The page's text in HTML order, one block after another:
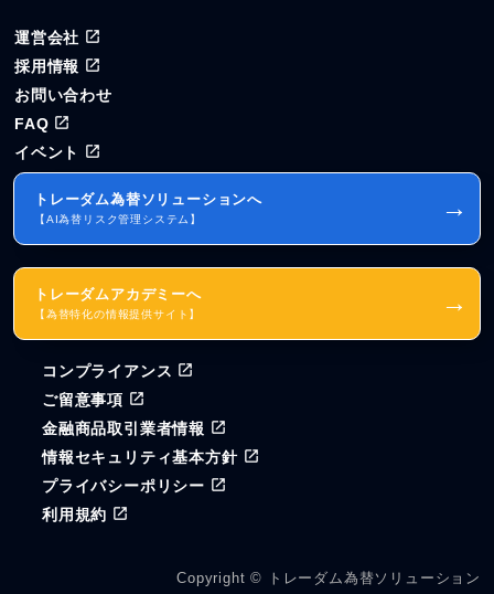
運営会社
採用情報
お問い合わせ
FAQ
イベント
トレーダム為替ソリューションへ
【AI為替リスク管理システム】 →
トレーダムアカデミーへ
【為替特化の情報提供サイト】 →
コンプライアンス
ご留意事項
金融商品取引業者情報
情報セキュリティ基本方針
プライバシーポリシー
利用規約
Copyright © トレーダム為替ソリューション